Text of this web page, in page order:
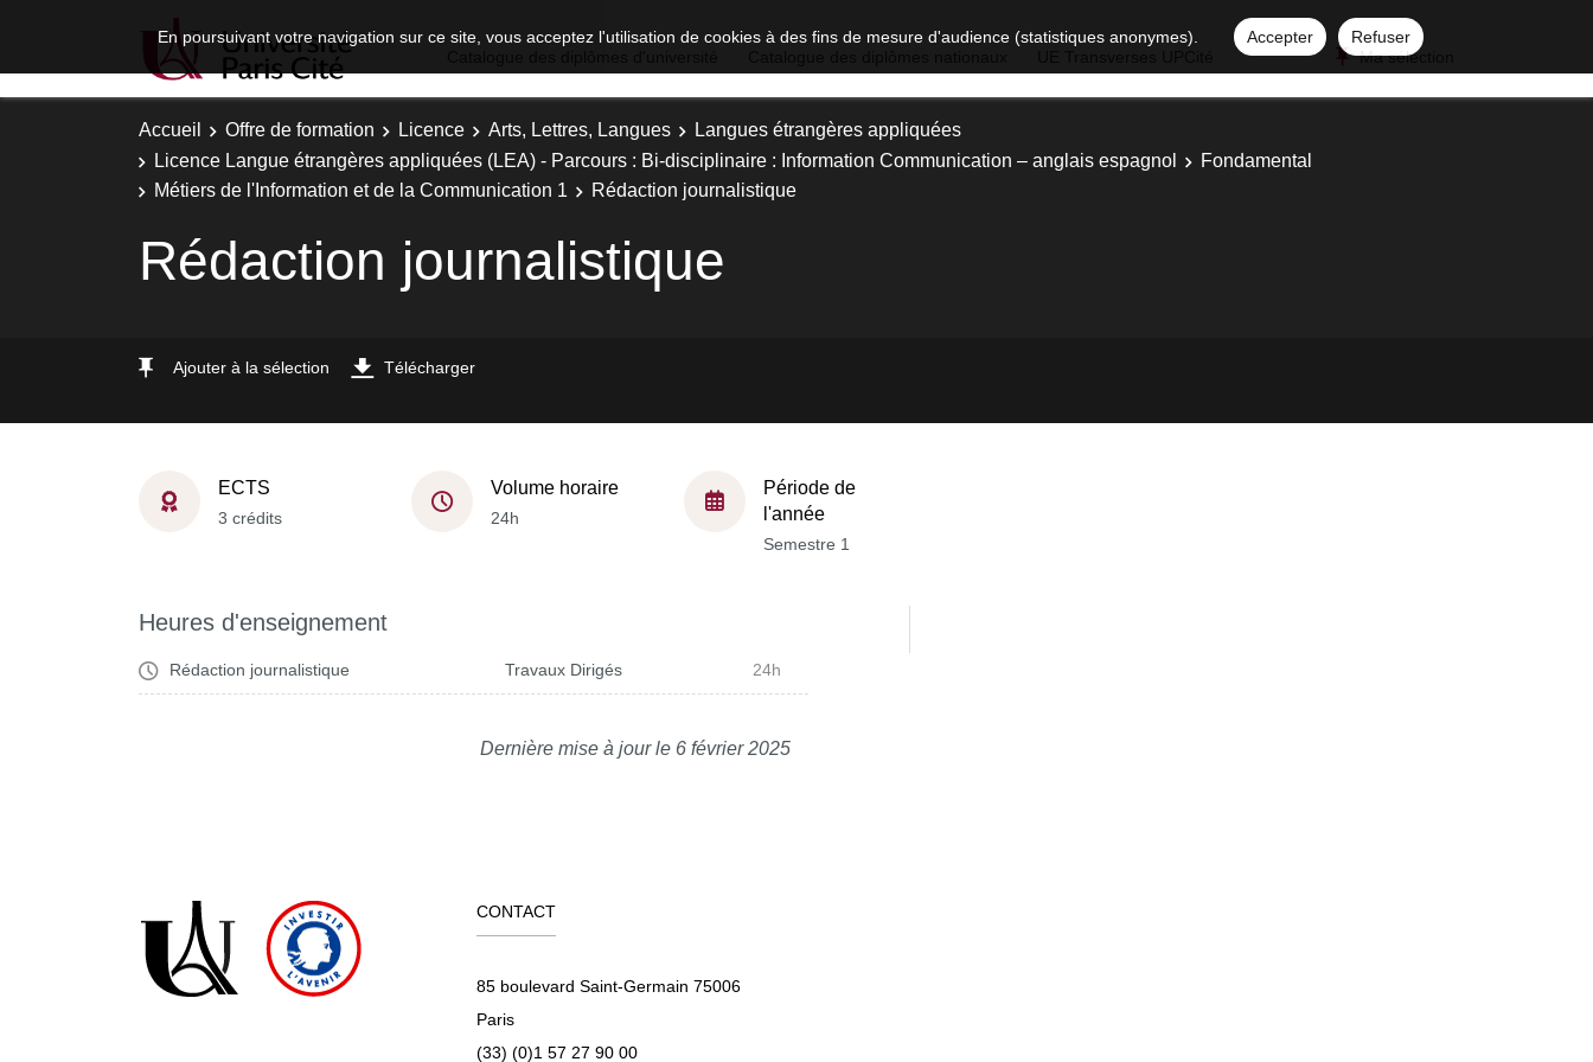
En poursuivant votre navigation sur ce site, vous acceptez l'utilisation de cookies à des fins de mesure d'audience (statistiques anonymes). Accepter
Refuser
Ma sélection
Accueil Offre de formation Licence Arts, Lettres, Langues
Langues étrangères appliquées
Licence Langue étrangères appliquées (LEA) - Parcours : Bi-disciplinaire : Information Communication – anglais espagnol
Fondamental
Métiers de l'Information et de la Communication 1
Rédaction journalistique
Rédaction journalistique
Ajouter à la sélection Télécharger
ECTS
3 crédits
Volume horaire
24h
Période de
l'année
Semestre 1
Heures d'enseignement
Rédaction journalistique Travaux Dirigés 24h
Dernière mise à jour le 6 février 2025
CONTACT
85 boulevard Saint-Germain 75006
Paris
(33) (0)1 57 27 90 00